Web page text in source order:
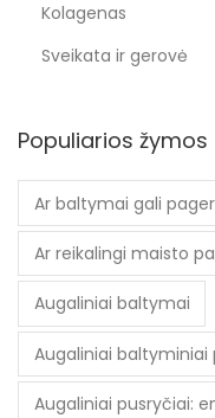
Kolagenas
Sveikata ir gerovė
Populiarios žymos
Ar baltymai gali
Ar reikalingi maisto
Augaliniai baltymai
Augaliniai baltyminiai
Augaliniai pusryčiai: